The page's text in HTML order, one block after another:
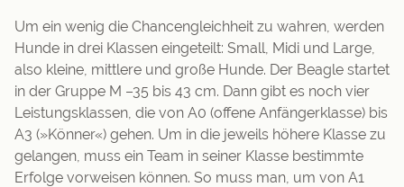
Um ein wenig die Chancengleichheit zu wahren, werden
Hunde in drei Klassen eingeteilt: Small, Midi und Large,
also kleine, mittlere und große Hunde. Der Beagle startet
in der Gruppe M –35 bis 43 cm. Dann gibt es noch vier
Leistungsklassen, die von A0 (offene Anfängerklasse) bis
A3 (»Könner«) gehen. Um in die jeweils höhere Klasse zu
gelangen, muss ein Team in seiner Klasse bestimmte
Erfolge vorweisen können. So muss man, um von A1